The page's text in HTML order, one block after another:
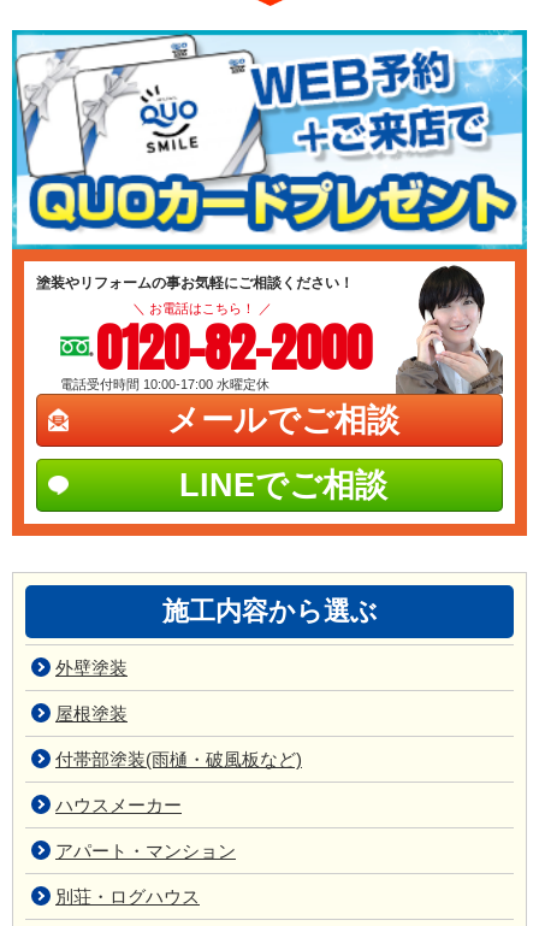
塗装やリフォームの事お気軽にご相談ください！
＼ お電話はこちら！ ／
0120-82-2000
電話受付時間 10:00-17:00 水曜定休
メールでご相談
LINEでご相談
施工内容から選ぶ
外壁塗装
屋根塗装
付帯部塗装(雨樋・破風板など)
ハウスメーカー
アパート・マンション
別荘・ログハウス